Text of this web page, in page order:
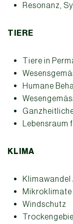
Resonanz,
TIERE
Tiere in
Humane
Lebensraum
KLIMA
Klimawandel
Mikroklimate
Windschutz